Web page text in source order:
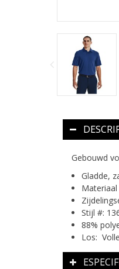
Gebouwd
Gladde,
Stijl #:
88%
Los: